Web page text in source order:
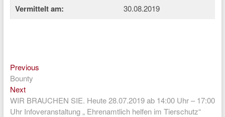
Vermittelt am: 30.08.2019
Beitragsnavigation
PreviousPrevious
Bounty
NextNext
post:
WIR BRAUCHEN SIE. Heute 28.07.2019 ab 14:00 Uhr – 17:00
Uhr Infoveranstaltung „ Ehrenamtlich helfen im Tierschutz“